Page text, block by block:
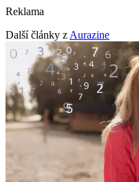
Reklama
Další články z Aurazine